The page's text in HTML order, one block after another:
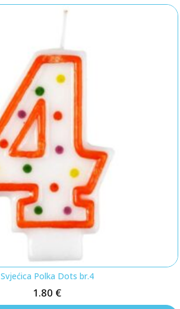
Svjećica Polka Dots br.4
1.80 €